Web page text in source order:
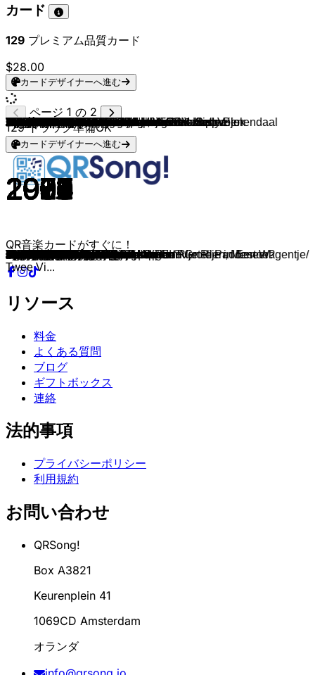
カード
129 プレミアム品質カード
$28.00
カードデザイナーへ進む
Sesamstraat, Tommie & Ieniemienie
2021
Papegaaitje leef je nog
Woezel & Pip
2009
Samen sterk
Kinderkoor Henk van de Velde
1972
Hai! Pipi Langkous
Kinderen voor Kinderen
1980
Ik Heb Zo Waanzinnig Gedroomd
Kinderen Voor Kinderen
1981
Op Een Onbewoond Eiland
Jungle book
1967
Als Je Van Beren Leren Kan
K3
2009
MaMaSé!
André van Duin
1972
Het Bananenlied
André van Duin
1993
Pizza Lied
Bassie & Adriaan
1992
Spaanse Les
Snappie
2004
De Kleine Krokodil
Pulcino Pio
2012
Het Kuikentje Piep
Henkie
2006
Lief Klein Konijntje
Piet Piraat
2001
Piet Piraat
Nijntje
2003
Dans Mee Met Nijntje
Cowboy Billie Boem
1996
Ik Heb Een Tante In Marokko
Kabouter Plop
2003
De Regendans
DD Company & Minidisco
2007
Ze Kunnen Zeggen Wat Ze Willen
DD Company & Minidisco
2012
De Wielen Van De Bus
Jeroen Schipper
2018
Fruitsalade
Dikkie Dik
2020
Dikkie Dik lied
Herman van Veen
1989
Dikkertje Dap
DD Company & Minidisco
2024
Boer Wat Zeg Je Van Mijn Kippen?
Sesamstraat, Tommie & Ieniemienie
1998
Poesje mauw
Jan Van Brusselband
2009
Twee Emmertjes
Kinderkoor "Kom Maar Op"
2001
Hop Marjanneke
Ageeth De Haan
1970
In Holland Staat een huis
Lemniscaat, Jesse Goossens & Chris Oelmeijer
2022
Zagen, zagen, wiedewiedewagen
V.O.F. De Kunst & Guus Meeuwis
2008
Op Een Klein Stationnetje | Op Een Grote Paddestoel
Juf Roos
2021
Draai het wieletje nog eens om
Lemniscaat & Jesse Goossens
2020
Er Zaten Zeven Kikkertjes
Kinderliedjes met Wanda en Jeroen
2023
1, 2, 3, 4 Hoedje van Papier!
Pinkfong
2016
Baby Shark
Kabouter Plop
1998
Kabouterdans
Bananas In Pyjamas
1993
Bananas in Pyjamas
Idina Menzel
2013
Let It Go
Nathan Lane, Ernie Sabella
1994
Hakuna Matata
Lea Salonga & Brad Kane
1992
A Whole New World
Phil Harris and Bruce Reitherman
1967
The Bare Necessities
Mega Mindy
2006
Ik ben Mega Mindy
DD Company (Minidisco)
1995
Dans Met Tante Rita
Kinderen voor Kinderen
2016
Hupsakee!
Het Huis Anubis
2007
Het Huis Anubis
Kinderen voor Kinderen
1983
Meidengroep
Kinderen voor Kinderen
1982
Ha, Ha, Ha, Je Vader
Kinderen voor Kinderen
1985
Ochtendhumeur
Djumbo
2007
Abracadabra
Monique Smit
2020
Tjoek Tjoek
Dirk Scheele
2017
Ik loop als een beer
Dirk Scheele
2009
Spetter, spetter spat
Ernst, Bobbie en de rest
2014
Je bent een soepkip!
Samson & Gert
1996
Alles is op
Bumba
2017
De Bumba dans
Brum
2002
Brum Brum Gets Things Done
Jan Rap
1985
Hallo Mijnheer de Uil
Joop Doderer
1961
Swiebertje
Showorkest Cabaret
1980
De Familie Knots
De Gouden Nachtegaaltjes
1972
Peppi & Kokki
Wouter Van Bemmel & Marjolein Macrander
2023
Ik Mik Loreland
Rob De Nijs, Ab Hofstee & Martin Brozius
1972
Kunt U Me De Weg Naar Hamelen Vertellen, Meneer?
DD Company & Minidisco
2007
De Zevensprong
DD Company & Minidisco
2007
Op Een Grote Paddestoel
Carlo & Irene
1997
Nog 3... 2... 1...
Jokie & Efteling
2015
Jokie en Jet Gaan De Wereld Rond
Dora The Explorer
2005
Dora
Kinderkoor The Chicklets
2011
Het Smurfenlied
Pipo de Clown
1959
Het Pipo Lied
Arno Hintjens
1995
Je bent een vriend van mij
Little Apple Band
2012
The Muppet Show Theme
Hoyt Curtin, Joseph Barbera, William Hanna
1960
Meet The Flintstones
Kabouter Plop
2002
De Ganzenpas
Kinderkoor De Leidse Sleuteltjes
2011
Bob De Bouwer
Super Kids
1997
Teletubbies
DD Company & Minidisco
2005
Tsjoe Tsjoe Wa
Dirk Scheele
1993
Voetje
Jeroen Schipper
2020
Klapliedje
Toddler Tunes
2024
Itsy Bitsy Spider
Danny Go!
2022
The Wiggle Dance
Hampton The Hampster
2000
The Hampsterdance Song
DD Company & Minidisco
2004
Hokey Cokey
Pokémon
1999
Pokémon Theme
Spring
1997
Spring
Amika
2009
Amika
Elisa Rosselli & Winx Club
2010
You're Magical
Edward Reekers, Frans Limburg & Marcel Veenendaal
2011
Eekhoorns in mijn broek
Het Huis Anubis
2008
Het Pad Der Zeven Zonden
Bastiaan & Moes
2005
Ooh Ooh Voelt Zo Goed
Black Lace
1984
Agadoo
Duo Karst
1993
Drie Kleine Kleutertjes
V.O.F. De Kunst
2009
Hansje Pansje Kevertje
Annie M.G. Schmidt
1967
Stroeivoei
Hetty Blok & Leen Jongewaard
1967
M'n Opa
Hetty Blok, Leen Jongewaard & Carla Lipp
1967
Ja Zuster Nee Zuster
Harry Bannink
1967
De Twips
Wim Sonneveld, Leen Jongewaard & Hetty Blok
1968
De Kat Van Ome Willem
Cowboy Billie Boem
2003
De Bibelebontse Berg
De Leidse Sleuteltjes
1956
Dikkertje Dap
Jim Cummings & Robert Lopez
2011
The Tummy Song
De Vrolijke Mereltjes
2009
In Een Groen Groen Knollenland / Rije Rije in Een Wagentje/
Twee Vi...
Kinderkoor de Karekieten
1988
Onder moeders paraplu
ページ 1 の 2
129トラック準備OK
カードデザイナーへ進む
QR音楽カードがすぐに！
リソース
料金
よくある質問
ブログ
ギフトボックス
連絡
法的事項
プライバシーポリシー
利用規約
お問い合わせ
QRSong!
Box A3821
Keurenplein 41
1069CD Amsterdam
オランダ